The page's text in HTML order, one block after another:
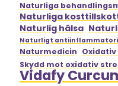
Naturliga
Naturliga
Naturlig hälsa
Naturligt
Naturmedicin
Skydd mot oxidativ
Vidafy